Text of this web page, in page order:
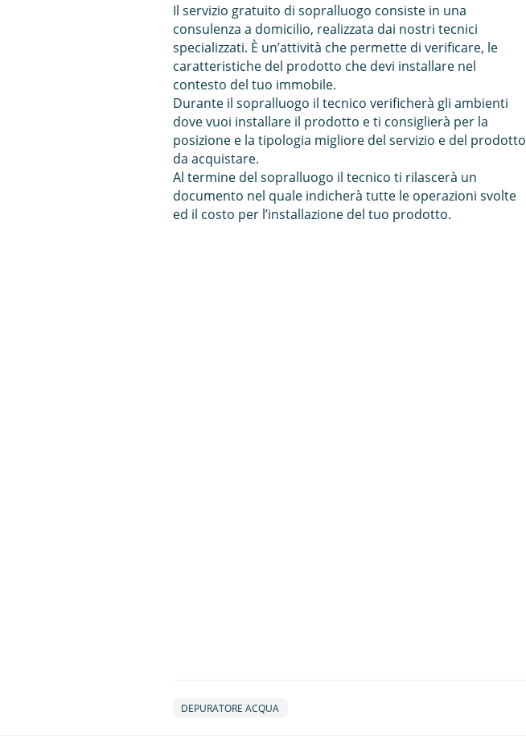
Il servizio gratuito di sopralluogo consiste in una
consulenza a domicilio, realizzata dai nostri tecnici
specializzati. È un’attività che permette di verificare, le
caratteristiche del prodotto che devi installare nel
contesto del tuo immobile.
Durante il sopralluogo il tecnico verificherà gli ambienti
dove vuoi installare il prodotto e ti consiglierà per la
posizione e la tipologia migliore del servizio e del prodotto
da acquistare.
Al termine del sopralluogo il tecnico ti rilascerà un
documento nel quale indicherà tutte le operazioni svolte
ed il costo per l’installazione del tuo prodotto.
DEPURATORE ACQUA